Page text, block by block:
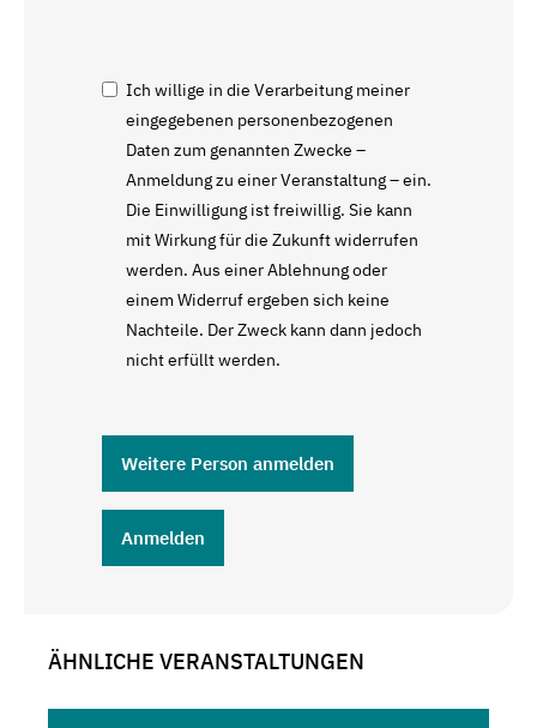
Ich willige in die Verarbeitung meiner
eingegebenen personenbezogenen
Daten zum genannten Zwecke –
Anmeldung zu einer Veranstaltung – ein.
Die Einwilligung ist freiwillig. Sie kann
mit Wirkung für die Zukunft widerrufen
werden. Aus einer Ablehnung oder
einem Widerruf ergeben sich keine
Nachteile. Der Zweck kann dann jedoch
nicht erfüllt werden.
Weitere Person anmelden
Anmelden
ÄHNLICHE VERANSTALTUNGEN